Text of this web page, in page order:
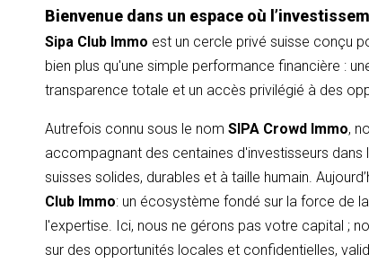
Bienvenue dans un espace où
Sipa Club Immo est un cercle privé suisse conçu
bien plus qu'une simple performance financière :
transparence totale et un accès privilégié à des
Autrefois connu sous le nom SIPA Crowd Immo,
accompagnant des centaines d'investisseurs
suisses solides, durables et à taille humain.
Club Immo: un écosystème fondé sur la force de
l'expertise. Ici, nous ne gérons pas votre capital ;
sur des opportunités locales et confidentielles,